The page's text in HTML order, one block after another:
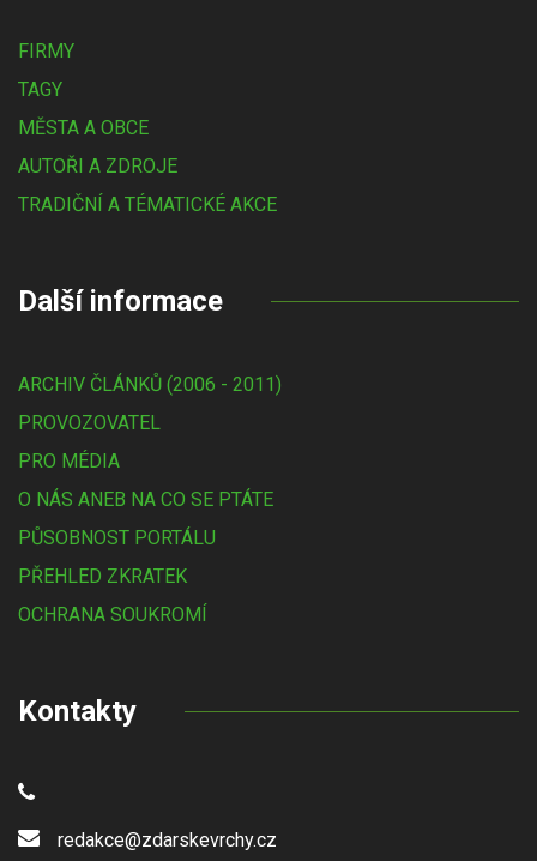
FIRMY
TAGY
MĚSTA A OBCE
AUTOŘI A ZDROJE
TRADIČNÍ A TÉMATICKÉ AKCE
Další informace
ARCHIV ČLÁNKŮ (2006 - 2011)
PROVOZOVATEL
PRO MÉDIA
O NÁS ANEB NA CO SE PTÁTE
PŮSOBNOST PORTÁLU
PŘEHLED ZKRATEK
OCHRANA SOUKROMÍ
Kontakty
redakce@zdarskevrchy.cz